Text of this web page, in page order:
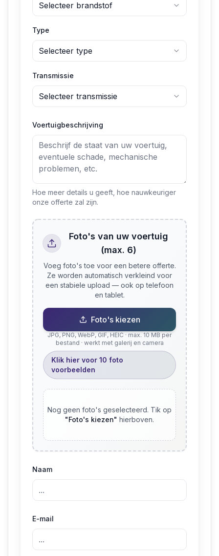
Selecteer brandstof
Type
Selecteer type
Transmissie
Selecteer transmissie
Voertuigbeschrijving
Hoe meer details u geeft, hoe nauwkeuriger
onze offerte zal zijn.
Foto's van uw voertuig
(max. 6)
Voeg foto's toe voor een betere offerte.
Ze worden automatisch verkleind voor
een stabiele upload — ook op telefoon
en tablet.
Foto's kiezen
JPG, PNG, WebP, GIF, HEIC · max. 10 MB per
bestand · werkt met galerij en camera
Klik hier voor 10 foto
voorbeelden
Nog geen foto's geselecteerd. Tik op
"Foto's kiezen" hierboven.
Naam
E-mail